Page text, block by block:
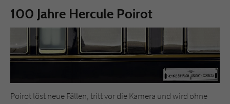
100 Jahre Hercule Poirot
Poirot löst neue Fällen, tritt vor die Kamera und wird ohne
Anbieter Literatur-Couch Medien GmbH & Co. KG
Zweck Cookie für Kommentare einzelner Buchtitel